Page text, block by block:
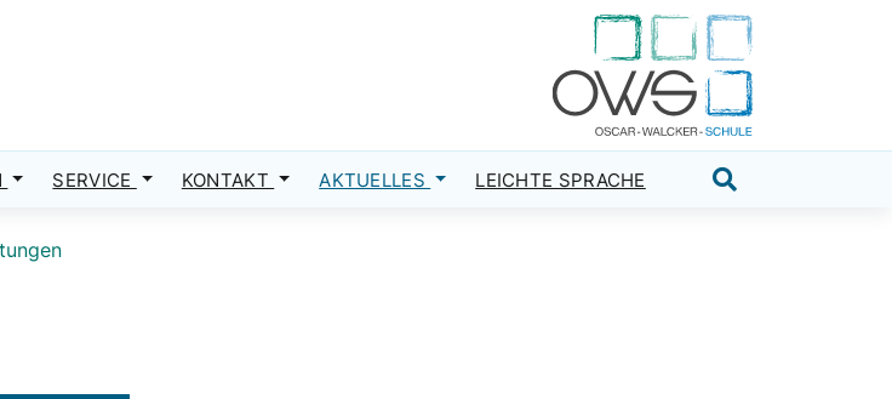
SERVICE KONTAKT AKTUELLES LEICHTE SPRACHE